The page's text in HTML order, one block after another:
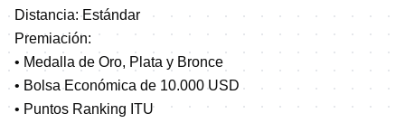
Distancia: Estándar
Premiación:
• Medalla de Oro, Plata y Bronce
• Bolsa Económica de 10.000 USD
• Puntos Ranking ITU